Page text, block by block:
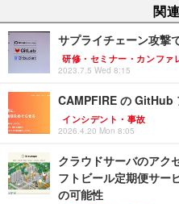
関
サプライチェーン攻撃
研修・セミナー・カンファ
2023.7.5 Wed 8:15
CAMPFIRE の GitHub
インシデント・事故
2026.4.20 Mon 8:05
クラウドサーバのアク
フトビール定期便サー
の可能性